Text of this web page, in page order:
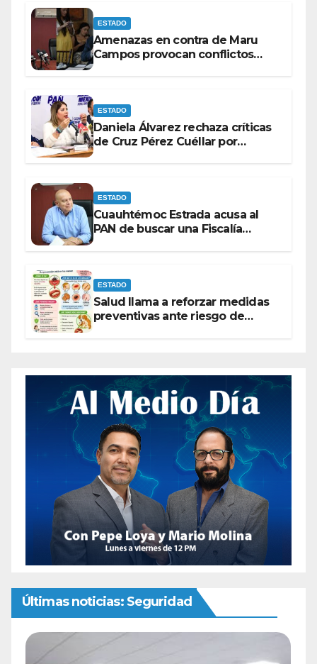
ESTADO
Amenazas en contra de Maru
Campos provocan conflictos
ESTADO
Daniela Álvarez rechaza críticas
de Cruz Pérez Cuéllar por
ESTADO
Cuauhtémoc Estrada acusa al
PAN de buscar una Fiscalía
ESTADO
Salud llama a reforzar medidas
preventivas ante riesgo de
Últimas noticias: Seguridad